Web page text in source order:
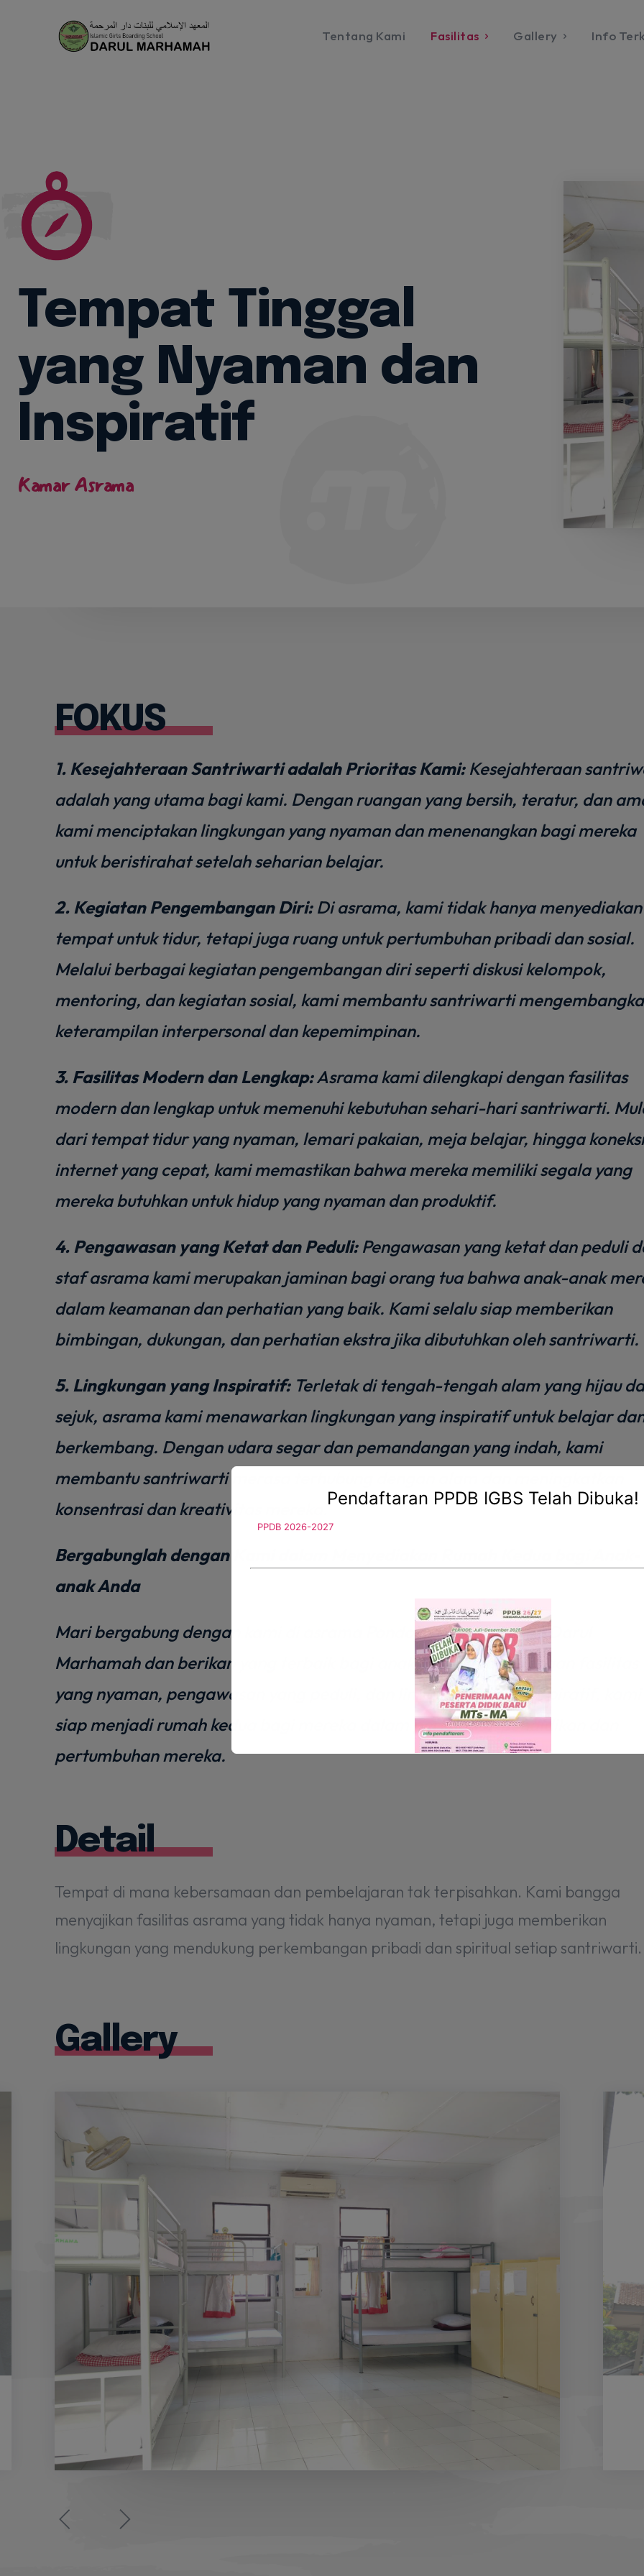
Masjid
Perpustakaan
Gallery
IDAROH
Tentang Kami Fasilitas Gallery Info
Tempat Tinggal
yang Nyaman dan
Inspiratif
Kamar Asrama
FOKUS
1. Kesejahteraan Santriwarti adalah Prioritas Kami:Kesejahteraan
adalah yang utama bagi kami. Dengan ruangan yang bersih, teratur, dan
kami menciptakan lingkungan yang nyaman dan menenangkan bagi mereka
untuk beristirahat setelah seharian belajar.
2. Kegiatan Pengembangan Diri:Di asrama, kami tidak hanya menyediakan
tempat untuk tidur, tetapi juga ruang untuk pertumbuhan pribadi dan sosial.
Melalui berbagai kegiatan pengembangan diri seperti diskusi kelompok,
mentoring, dan kegiatan sosial, kami membantu santriwarti
keterampilan interpersonal dan kepemimpinan.
3. Fasilitas Modern dan Lengkap:Asrama kami dilengkapi dengan fasilitas
modern dan lengkap untuk memenuhi kebutuhan sehari-hari santriwarti.
dari tempat tidur yang nyaman, lemari pakaian, meja belajar, hingga koneksi
internet yang cepat, kami memastikan bahwa mereka memiliki segala yang
mereka butuhkan untuk hidup yang nyaman dan produktif.
4. Pengawasan yang Ketat dan Peduli:Pengawasan yang ketat dan peduli
staf asrama kami merupakan jaminan bagi orang tua bahwa anak-anak
dalam keamanan dan perhatian yang baik. Kami selalu siap memberikan
bimbingan, dukungan, dan perhatian ekstra jika dibutuhkan oleh santriwarti.
5. Lingkungan yang Inspiratif:Terletak di tengah-tengah alam yang hijau
sejuk, asrama kami menawarkan lingkungan yang inspiratif untuk belajar
berkembang. Dengan udara segar dan pemandangan yang indah, kami
membantu santriwarti merasa terhubung dengan alam dan meningkatkan
konsentrasi dan kreativitas mereka.
Bergabunglah dengan Kami dalam Menyediakan Rumah Kedua bagi Anak-
anak Anda
Mari bergabung dengan kami di asrama Pondok Pesantren IGBS Darul
Marhamah dan berikan yang terbaik bagi anak-anak Anda. Dengan fasilitas
yang nyaman, pengawasan yang peduli, dan lingkungan yang inspiratif, kami
siap menjadi rumah kedua bagi mereka dalam perjalanan pendidikan dan
pertumbuhan mereka.
Detail
Tempat di mana kebersamaan dan pembelajaran tak terpisahkan. Kami bangga
menyajikan fasilitas asrama yang tidak hanya nyaman, tetapi juga memberikan
lingkungan yang mendukung perkembangan pribadi dan spiritual setiap santriwarti.
Gallery
Pendaftaran PPDB IGBS Telah Dibuka!
PPDB 2026-2027